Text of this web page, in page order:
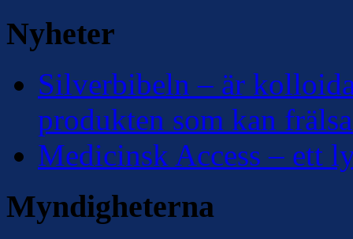
Nyheter
Silverbibeln – är
produkten som kan
Medicinsk Access – ett
Myndigheterna